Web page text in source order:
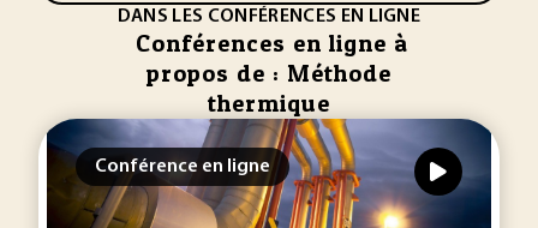
DANS LES CONFÉRENCES EN LIGNE
Conférences en ligne à
propos de : Méthode
thermique
Conférence en ligne